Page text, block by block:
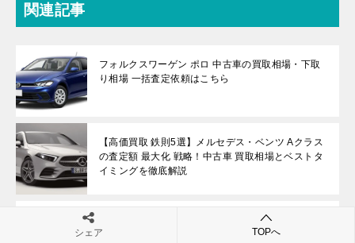
関連記事
フォルクスワーゲン ポロ 中古車の買取相場・下取
り相場 一括査定依頼はこちら
【高価買取 鉄則5選】メルセデス・ベンツ Aクラス
の査定額 最大化 戦略！中古車 買取相場とベストタ
イミングを徹底解説
ダイハツ ミラジーノ 中古車の買取 一括査定依頼は
こちら
シェア TOPへ